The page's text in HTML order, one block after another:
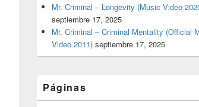
Mr. Criminal – Longevity (Music Video
septiembre 17, 2025
Mr. Criminal – Criminal Mentality (Official
Video 2011) septiembre 17, 2025
Páginas